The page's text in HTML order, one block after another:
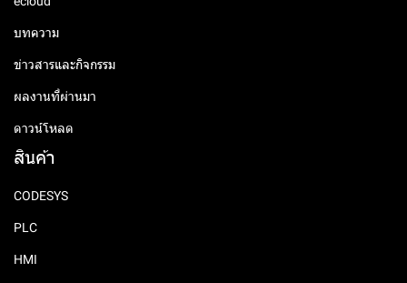
บทความ
ข่าวสารและกิจกรรม
ผลงานที่ผ่านมา
ดาวน์โหลด
สินค้า
CODESYS
PLC
HMI